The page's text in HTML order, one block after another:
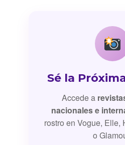
Sé la
Accede a
nacionales e
rostro en Vogue, Elle,
o